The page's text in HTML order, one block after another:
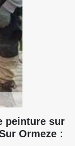
peinture sur
Ormeze :